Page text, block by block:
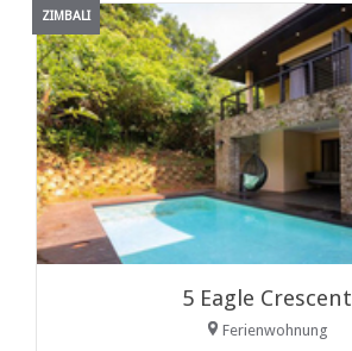
ZIMBALI
5 Eagle Crescent
Ferienwohnung